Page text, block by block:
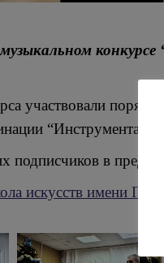
участвовали
подписчиков в
искусств имени Г.